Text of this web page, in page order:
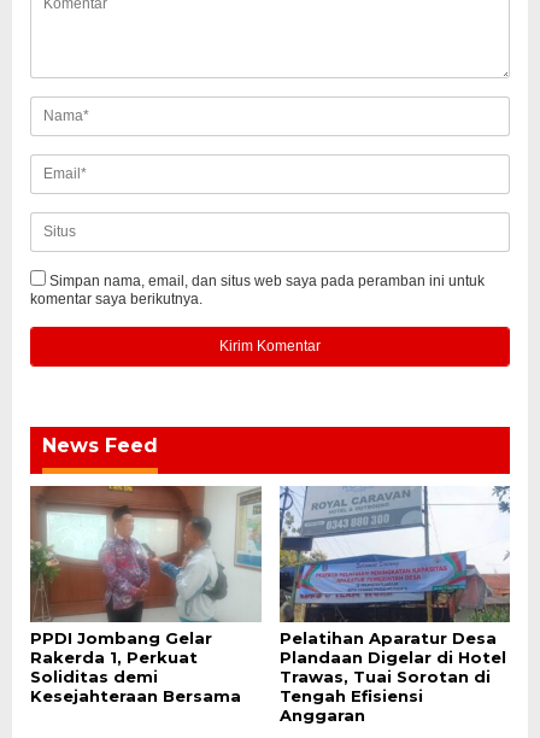
Simpan nama, email, dan situs web saya pada peramban ini untuk
komentar saya berikutnya.
News Feed
PPDI Jombang Gelar
Rakerda 1, Perkuat
Soliditas demi
Kesejahteraan Bersama
Pelatihan Aparatur Desa
Plandaan Digelar di Hotel
Trawas, Tuai Sorotan di
Tengah Efisiensi
Anggaran